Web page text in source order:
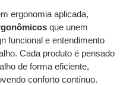
ergonomia aplicada,
que unem
funcional e entendimento
Cada produto é pensado
de forma eficiente,
conforto contínuo.